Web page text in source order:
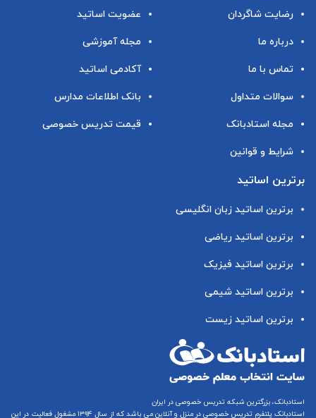
رضایت شاگردان
درباره ما
تماس با ما
سوالات متداول
مجله استادبانک
شرایط و قوانین
عضویت اساتید
مجله آموزشی
آکادمی اساتید
بانک اطلاعات مدارس
قیمت تدریس خصوصی
برترین اساتید
برترین اساتید زبان انگلیسی
برترین اساتید ریاضی
برترین اساتید فیزیک
برترین اساتید شیمی
برترین اساتید زیست
استادبانک، بزرگترین شبکه تدریس خصوصی در ایران
استادبانک پلتفرم تدریس خصوصی در منزل و آنلاین می باشد که از سال ۱۳۹۴ مشغول فعالیت در این